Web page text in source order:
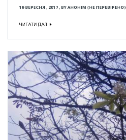
19 ВЕРЕСНЯ , 2017,BYАНОНІМ (НЕ ПЕРЕВІРЕНО)
ЧИТАТИ ДАЛІ